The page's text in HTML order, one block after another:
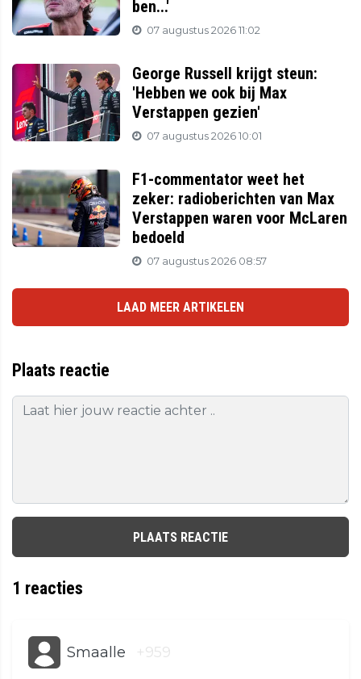
ben...'
07 augustus 2026 11:02
George Russell krijgt steun:
'Hebben we ook bij Max
Verstappen gezien'
07 augustus 2026 10:01
F1-commentator weet het
zeker: radioberichten van Max
Verstappen waren voor McLaren
bedoeld
07 augustus 2026 08:57
LAAD MEER ARTIKELEN
Plaats reactie
PLAATS REACTIE
1 reacties
Smaalle +959